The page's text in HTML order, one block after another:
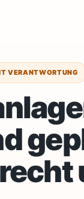
VERANTWORTUNG